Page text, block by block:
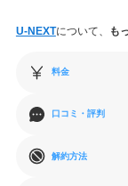
U-NEXTについて、 も
料金
口コミ・評判
解約方法